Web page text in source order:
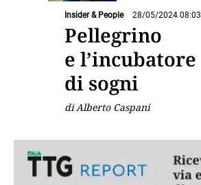
Insider & People 28/05/2024 08:03
Pellegrino
e l’incubatore
di sogni
di Alberto Caspani